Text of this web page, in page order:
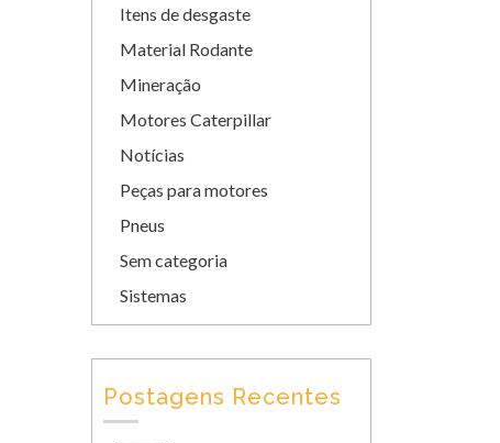
Itens de desgaste
Material Rodante
Mineração
Motores Caterpillar
Notícias
Peças para motores
Pneus
Sem categoria
Sistemas
Postagens Recentes